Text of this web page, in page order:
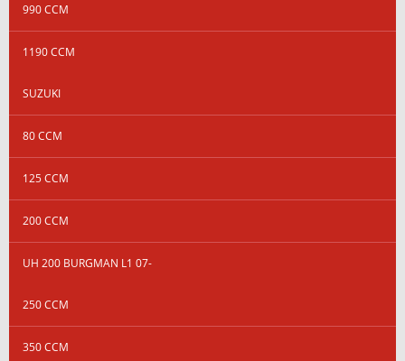
990 CCM
1190 CCM
SUZUKI
80 CCM
125 CCM
200 CCM
UH 200 BURGMAN L1 07-
250 CCM
350 CCM